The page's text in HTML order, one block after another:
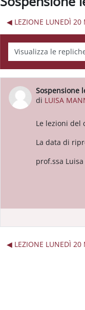
◀︎ LEZIONE LUNEDÌ 20
Modalità
Sospensione
di LUISA
Numero di
Le lezioni del
La data di
prof.ssa
◀︎ LEZIONE LUNEDÌ 20